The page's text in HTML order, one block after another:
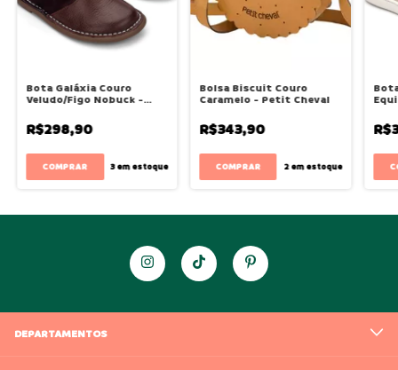
Bota Galáxia Couro
Veludo/Figo Nobuck -
R$298,90
COMPRAR 3em estoque
Bolsa Biscuit Couro
Caramelo - Petit Cheval
R$343,90
2em estoque
DEPARTAMENTOS